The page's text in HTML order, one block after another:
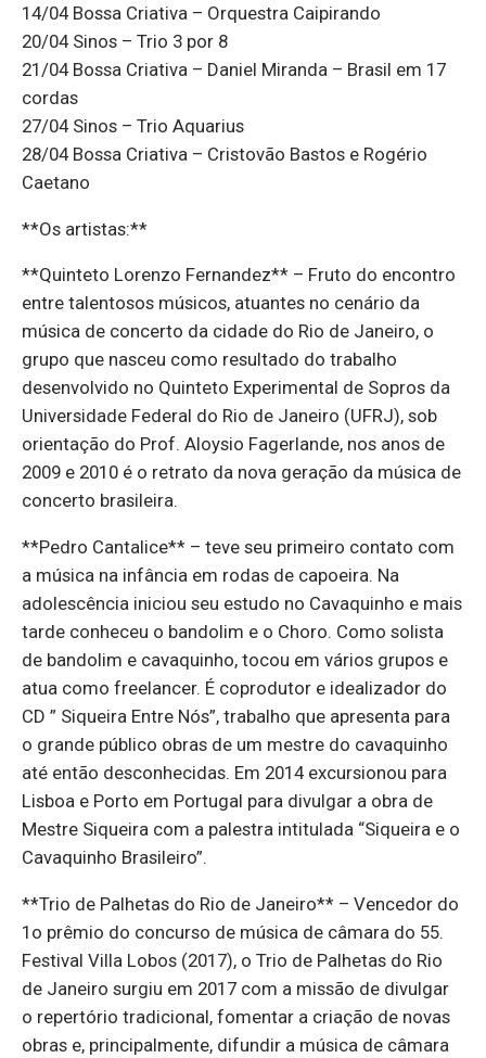
14/04 Bossa Criativa – Orquestra Caipirando
20/04 Sinos – Trio 3 por 8
21/04 Bossa Criativa – Daniel Miranda – Brasil em 17
cordas
27/04 Sinos – Trio Aquarius
28/04 Bossa Criativa – Cristovão Bastos e Rogério
Caetano
**Os artistas:**
**Quinteto Lorenzo Fernandez** – Fruto do encontro
entre talentosos músicos, atuantes no cenário da
música de concerto da cidade do Rio de Janeiro, o
grupo que nasceu como resultado do trabalho
desenvolvido no Quinteto Experimental de Sopros da
Universidade Federal do Rio de Janeiro (UFRJ), sob
orientação do Prof. Aloysio Fagerlande, nos anos de
2009 e 2010 é o retrato da nova geração da música de
concerto brasileira.
**Pedro Cantalice** – teve seu primeiro contato com
a música na infância em rodas de capoeira. Na
adolescência iniciou seu estudo no Cavaquinho e mais
tarde conheceu o bandolim e o Choro. Como solista
de bandolim e cavaquinho, tocou em vários grupos e
atua como freelancer. É coprodutor e idealizador do
CD ” Siqueira Entre Nós”, trabalho que apresenta para
o grande público obras de um mestre do cavaquinho
até então desconhecidas. Em 2014 excursionou para
Lisboa e Porto em Portugal para divulgar a obra de
Mestre Siqueira com a palestra intitulada “Siqueira e o
Cavaquinho Brasileiro”.
**Trio de Palhetas do Rio de Janeiro** – Vencedor do
1o prêmio do concurso de música de câmara do 55.
Festival Villa Lobos (2017), o Trio de Palhetas do Rio
de Janeiro surgiu em 2017 com a missão de divulgar
o repertório tradicional, fomentar a criação de novas
obras e, principalmente, difundir a música de câmara